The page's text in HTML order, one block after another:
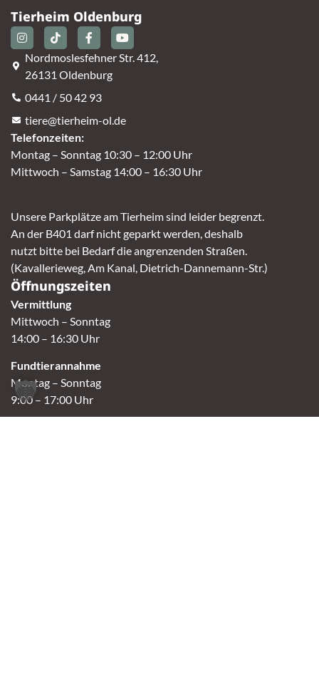
Tierheim Oldenburg
Nordmoslesfehner Str. 412,
26131 Oldenburg
0441 / 50 42 93
tiere@tierheim-ol.de
Telefonzeiten:
Montag – Sonntag 10:30 – 12:00 Uhr
Mittwoch – Samstag 14:00 – 16:30 Uhr
Unsere Parkplätze am Tierheim sind leider begrenzt.
An der B401 darf nicht geparkt werden, deshalb
nutzt bitte bei Bedarf die angrenzenden Straßen.
(Kavallerieweg, Am Kanal, Dietrich-Dannemann-Str.)
Öffnungszeiten
Vermittlung
Mittwoch – Sonntag
14:00 – 16:30 Uhr
Fundtierannahme
Montag – Sonntag
9:00 – 17:00 Uhr